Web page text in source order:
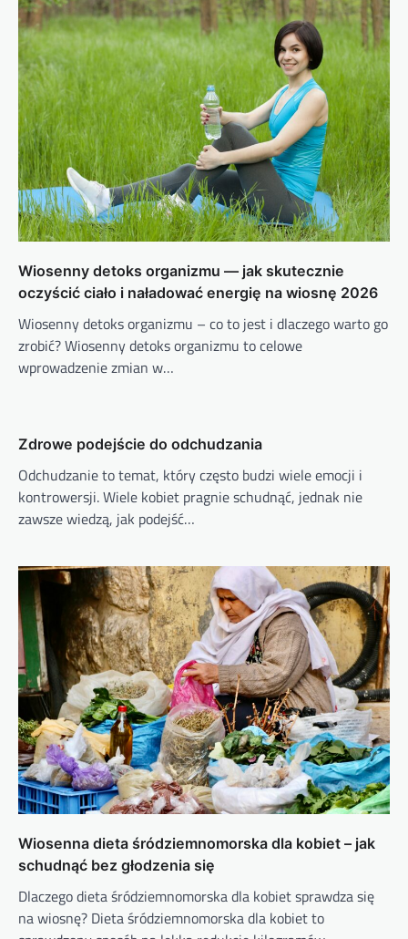
Wiosenny detoks organizmu — jak skutecznie
oczyścić ciało i naładować energię na wiosnę 2026
Wiosenny detoks organizmu – co to jest i dlaczego warto go
zrobić? Wiosenny detoks organizmu to celowe
wprowadzenie zmian w…
Zdrowe podejście do odchudzania
Odchudzanie to temat, który często budzi wiele emocji i
kontrowersji. Wiele kobiet pragnie schudnąć, jednak nie
zawsze wiedzą, jak podejść…
Wiosenna dieta śródziemnomorska dla kobiet – jak
schudnąć bez głodzenia się
Dlaczego dieta śródziemnomorska dla kobiet sprawdza się
na wiosnę? Dieta śródziemnomorska dla kobiet to